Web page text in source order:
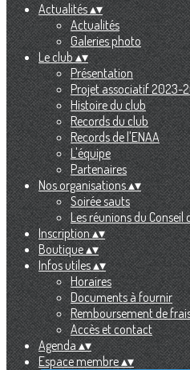
Actualités▴▾
Actualités
Galeries photo
Le club▴▾
Présentation
Projet associatif 2023-
Histoire du club
Records du club
Records de l'ENAA
L'équipe
Partenaires
Nos organisations▴▾
Soirée sauts
Les réunions du
Inscription▴▾
Boutique▴▾
Infos utiles▴▾
Horaires
Documents à fournir
Remboursement de
Accès et contact
Agenda▴▾
Espace membre▴▾